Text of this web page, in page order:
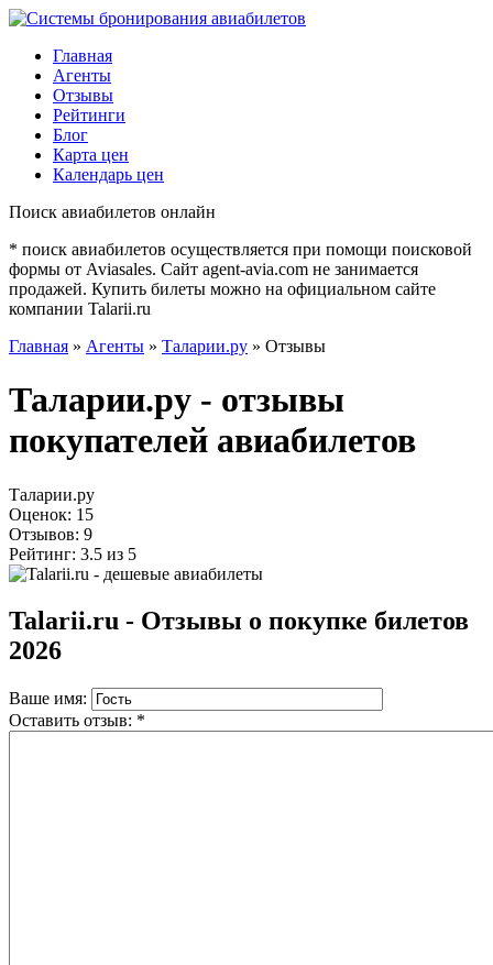
Главная
Агенты
Отзывы
Рейтинги
Блог
Карта цен
Календарь цен
Поиск авиабилетов онлайн
* поиск авиабилетов осуществляется при помощи поисковой
формы от Aviasales. Сайт agent-avia.com не занимается
продажей. Купить билеты можно на официальном сайте
компании Talarii.ru
Главная » Агенты » Таларии.ру » Отзывы
Таларии.ру - отзывы
покупателей авиабилетов
Таларии.ру
Оценок: 15
Отзывов: 9
Рейтинг: 3.5 из 5
Talarii.ru - Отзывы о покупке билетов
2026
Ваше имя:
Оставить отзыв: *